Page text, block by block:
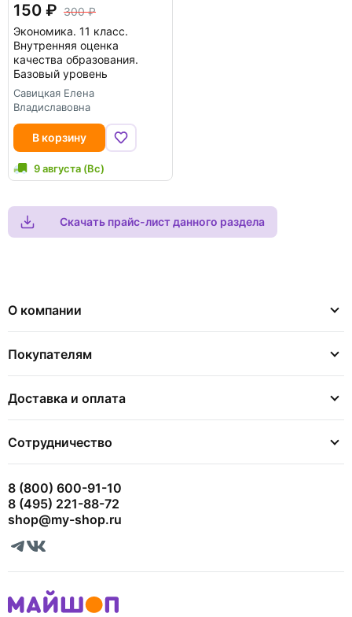
150
300
Экономика. 11 класс.
Внутренняя оценка
качества образования.
Базовый уровень
Савицкая Елена
Владиславовна
В корзину
9 августа (Вс)
Скачать прайс-лист данного раздела
О компании
Покупателям
Доставка и оплата
Сотрудничество
8 (800) 600-91-10
8 (495) 221-88-72
shop@my-shop.ru